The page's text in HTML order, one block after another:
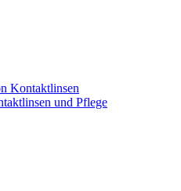
Kontaktlinsen
und Pflege